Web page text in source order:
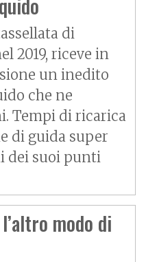
di
2019, riceve in
un inedito
che ne
Tempi di ricarica
di guida super
dei suoi punti
modo di